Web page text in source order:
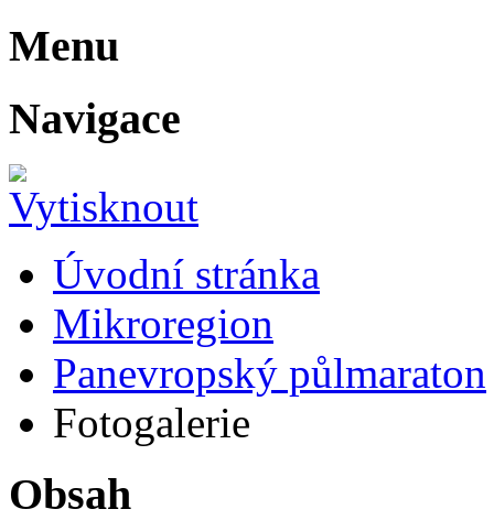
Menu
Navigace
Úvodní stránka
Mikroregion
Panevropský půlmaraton
Fotogalerie
Obsah